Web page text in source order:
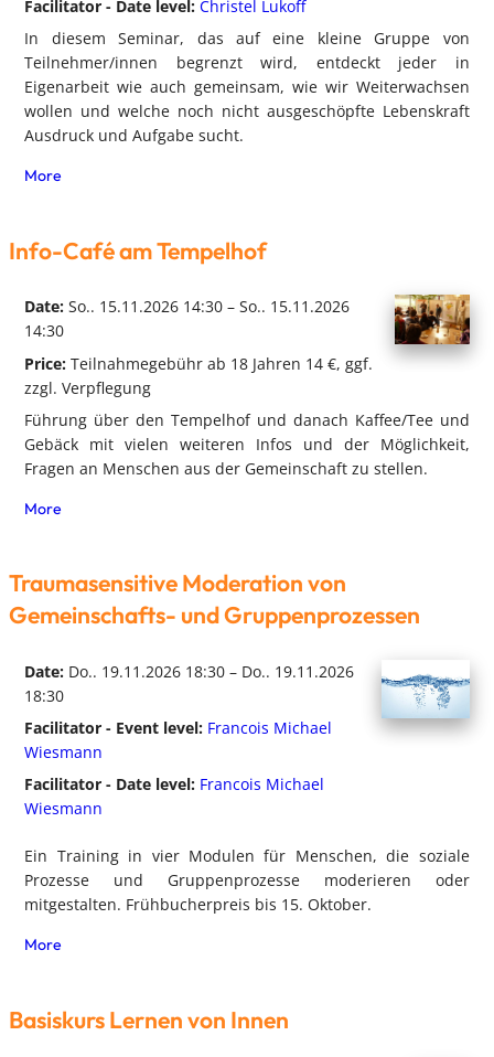
Facilitator - Date level:Christel Lukoff
In diesem Seminar, das auf eine kleine Gruppe von
Teilnehmer/innen begrenzt wird, entdeckt jeder in
Eigenarbeit wie auch gemeinsam, wie wir Weiterwachsen
wollen und welche noch nicht ausgeschöpfte Lebenskraft
Ausdruck und Aufgabe sucht.
More
Info-Café am Tempelhof
Date:So.. 15.11.2026 14:30 – So.. 15.11.2026
14:30
Price:Teilnahmegebühr ab 18 Jahren 14 €, ggf.
zzgl. Verpflegung
Führung über den Tempelhof und danach Kaffee/Tee und
Gebäck mit vielen weiteren Infos und der Möglichkeit,
Fragen an Menschen aus der Gemeinschaft zu stellen.
More
Traumasensitive Moderation von
Gemeinschafts- und Gruppenprozessen
Date: Do.. 19.11.2026 18:30 – Do.. 19.11.2026
18:30
Facilitator - Event level: Francois Michael
Wiesmann
Facilitator - Date level: Francois Michael
Wiesmann
Ein Training in vier Modulen für Menschen, die soziale
Prozesse und Gruppenprozesse moderieren oder
mitgestalten. Frühbucherpreis bis 15. Oktober.
More
Basiskurs Lernen von Innen